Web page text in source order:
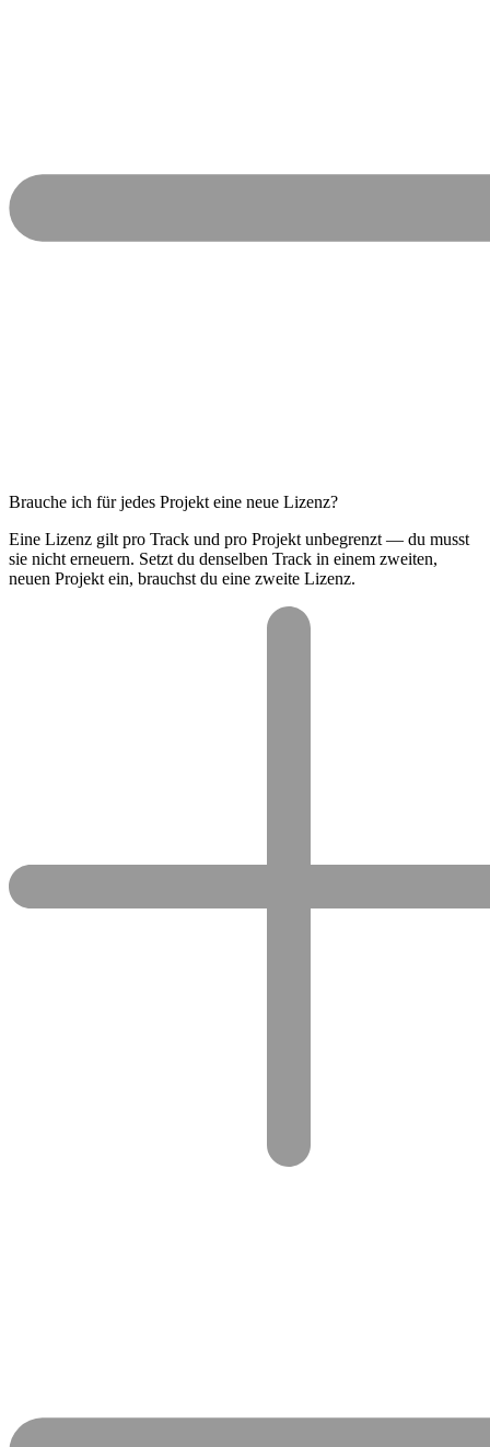
Brauche ich für jedes Projekt eine neue Lizenz?
Eine Lizenz gilt pro Track und pro Projekt unbegrenzt — du musst
sie nicht erneuern. Setzt du denselben Track in einem zweiten,
neuen Projekt ein, brauchst du eine zweite Lizenz.